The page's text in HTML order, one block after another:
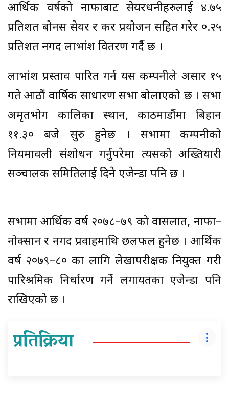
आर्थिक वर्षको नाफाबाट सेयरधनीहरुलाई ४.७५
प्रतिशत बोनस सेयर र कर प्रयोजन सहित गरेर ०.२५
प्रतिशत नगद लाभांश वितरण गर्दै छ ।
लाभांश प्रस्ताव पारित गर्न यस कम्पनीले असार १५
गते आठौं वार्षिक साधारण सभा बोलाएको छ । सभा
अमृतभोग कालिका स्थान, काठमाडौंमा बिहान
११.३० बजे सुरु हुनेछ । सभामा कम्पनीको
नियमावली संशोधन गर्नुपरेमा त्यसको अख्तियारी
सञ्चालक समितिलाई दिने एजेन्डा पनि छ ।
सभामा आर्थिक वर्ष २०७८–७९ को वासलात, नाफा–
नोक्सान र नगद प्रवाहमाथि छलफल हुनेछ । आर्थिक
वर्ष २०७९–८० का लागि लेखापरीक्षक नियुक्त गरी
पारिश्रमिक निर्धारण गर्ने लगायतका एजेन्डा पनि
राखिएको छ ।
प्रतिक्रिया